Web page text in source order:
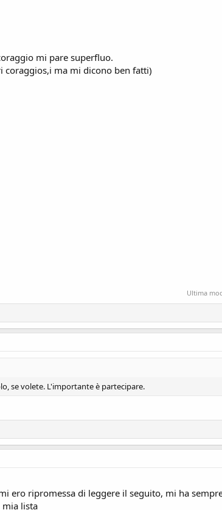
mi pare superfluo.
coraggios,i ma mi dicono ben fatti)
Ultima
se volete. L'importante è partecipare.
ero ripromessa di leggere il seguito, mi ha
lista